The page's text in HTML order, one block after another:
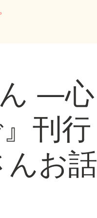
ん ―心
刊行
お話